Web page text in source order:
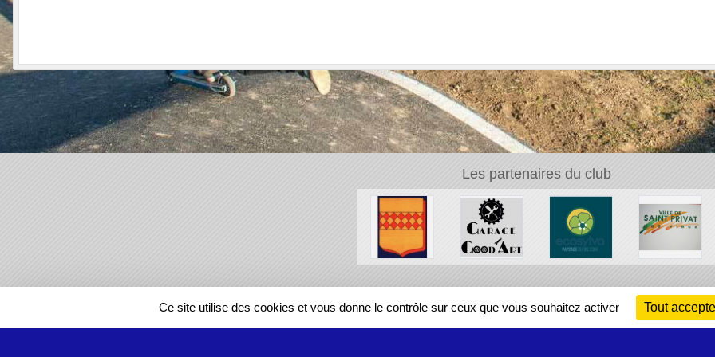
Les partenaires du club
REGIONS
Ce site utilise des cookies et vous donne le contrôle sur ceux que vous souhaitez activer Tout